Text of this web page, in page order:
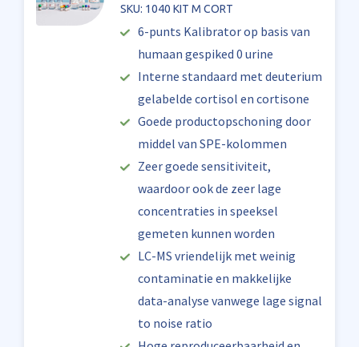
SKU: 1040 KIT M CORT
6-punts Kalibrator op basis van
humaan gespiked 0 urine
Interne standaard met deuterium
gelabelde cortisol en cortisone
Goede productopschoning door
middel van SPE-kolommen
Zeer goede sensitiviteit,
waardoor ook de zeer lage
concentraties in speeksel
gemeten kunnen worden
LC-MS vriendelijk met weinig
contaminatie en makkelijke
data-analyse vanwege lage signal
to noise ratio